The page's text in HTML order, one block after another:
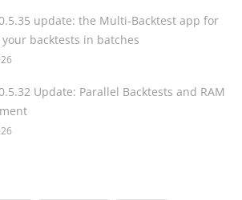
update: the Multi-Backtest app for
backtests in batches
Update: Parallel Backtests and RAM